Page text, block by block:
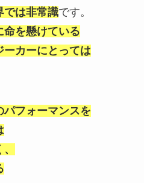
では非常識です。
命を懸けている
ーカーにとっては
フォーマンスを